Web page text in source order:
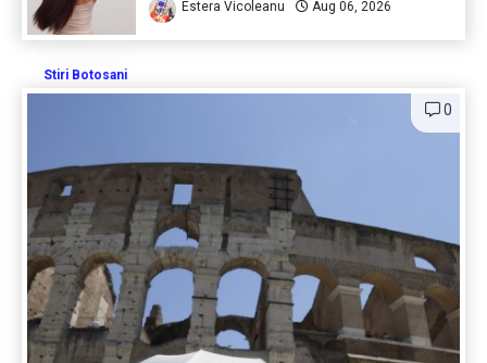
Estera Vicoleanu Aug 06, 2026
Stiri Botosani
0